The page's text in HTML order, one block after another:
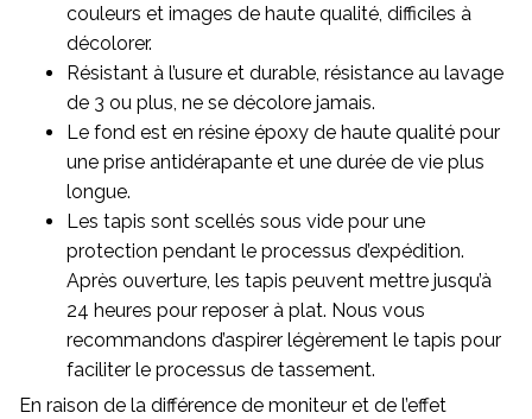
couleurs et images de haute qualité, difficiles à
décolorer.
Résistant à l’usure et durable, résistance au lavage
de 3 ou plus, ne se décolore jamais.
Le fond est en résine époxy de haute qualité pour
une prise antidérapante et une durée de vie plus
longue.
Les tapis sont scellés sous vide pour une
protection pendant le processus d’expédition.
Après ouverture, les tapis peuvent mettre jusqu’à
24 heures pour reposer à plat. Nous vous
recommandons d’aspirer légèrement le tapis pour
faciliter le processus de tassement.
En raison de la différence de moniteur et de l’effet